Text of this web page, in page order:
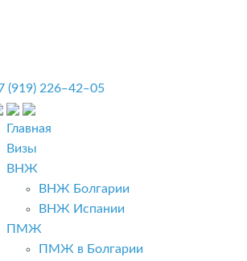
(919) 226‒42‒05
Главная
Визы
ВНЖ
ВНЖ Болгарии
ВНЖ Испании
ПМЖ
ПМЖ в Болгарии